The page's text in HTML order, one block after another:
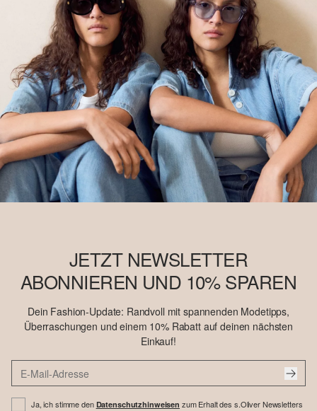
JETZT NEWSLETTER
ABONNIEREN UND 10% SPAREN
Dein Fashion-Update: Randvoll mit spannenden Modetipps,
Überraschungen und einem 10% Rabatt auf deinen nächsten
Einkauf!
Ja, ich stimme den Datenschutzhinweisen zum Erhalt des s.Oliver Newsletters